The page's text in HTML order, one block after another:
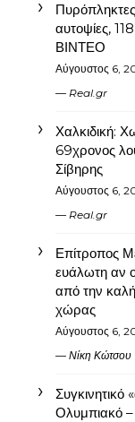
αυτοψίες,
ΒΙΝΤΕΟ
Αύγουστος 6,
Real.gr
Χαλκιδική:
69χρονος
Σίβηρης
Αύγουστος 6,
Real.gr
Επίτροπος
ευάλωτη αν
από την καλή
χώρας
Αύγουστος 6,
Νίκη Κώτσου
Συγκινητικό
Ολυμπιακό